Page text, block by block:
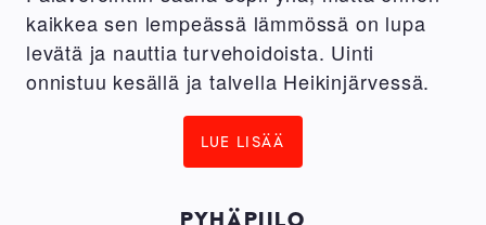
kaikkea sen lempeässä lämmössä on lupa
levätä ja nauttia turvehoidoista. Uinti
onnistuu kesällä ja talvella Heikinjärvessä.
LUE LISÄÄ
PYHÄPIILO